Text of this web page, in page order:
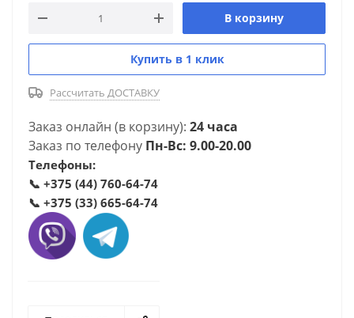
В корзину
Купить в 1 клик
Рассчитать ДОСТАВКУ
Заказ онлайн (в корзину): 24 часа
Заказ по телефону Пн-Вс: 9.00-20.00
Телефоны:
📞 +375 (44) 760-64-74
📞 +375 (33) 665-64-74